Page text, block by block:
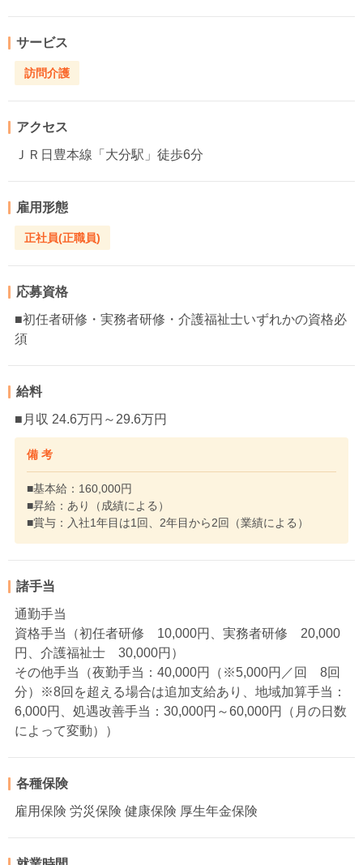
サービス
訪問介護
アクセス
ＪＲ日豊本線「大分駅」徒歩6分
雇用形態
正社員(正職員)
応募資格
■初任者研修・実務者研修・介護福祉士いずれかの資格必
須
給料
■月収 24.6万円～29.6万円
備 考
■基本給：160,000円
■昇給：あり（成績による）
■賞与：入社1年目は1回、2年目から2回（業績による）
諸手当
通勤手当
資格手当（初任者研修 10,000円、実務者研修 20,000
円、介護福祉士 30,000円）
その他手当（夜勤手当：40,000円（※5,000円／回 8回
分）※8回を超える場合は追加支給あり、地域加算手当：
6,000円、処遇改善手当：30,000円～60,000円（月の日数
によって変動））
各種保険
雇用保険 労災保険 健康保険 厚生年金保険